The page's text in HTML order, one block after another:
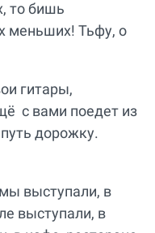
то бишь
меньших! Тьфу, о
гитары,
с вами поедет из
дорожку.
выступали, в
выступали, в